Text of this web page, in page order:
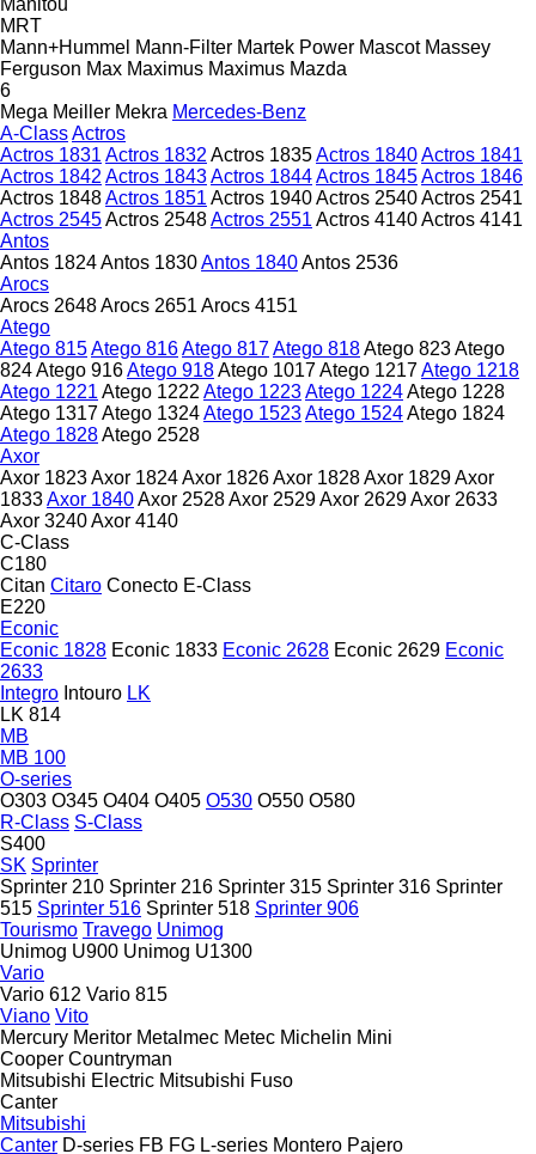
MRT
Mann+Hummel Mann-Filter Martek Power Mascot Massey
Ferguson Max Maximus Maximus Mazda
6
Mega Meiller Mekra Mercedes-Benz
A-ClassActros
Actros 1831 Actros 1832 Actros 1835Actros 1840Actros 1841
Actros 1842 Actros 1843Actros 1844Actros 1845Actros 1846
Actros 1848Actros 1851 Actros 1940Actros 2540Actros 2541
Actros 2545Actros 2548Actros 2551 Actros 4140Actros 4141
Antos
Antos 1824Antos 1830Antos 1840Antos 2536
Arocs
Arocs 2648Arocs 2651 Arocs 4151
Atego
Atego 815Atego 816Atego 817Atego 818Atego 823Atego
824Atego 916Atego 918Atego 1017Atego 1217Atego 1218
Atego 1221 Atego 1222 Atego 1223Atego 1224Atego 1228
Atego 1317Atego 1324Atego 1523Atego 1524Atego 1824
Atego 1828Atego 2528
Axor
Axor 1823Axor 1824Axor 1826Axor 1828Axor 1829Axor
1833Axor 1840Axor 2528Axor 2529Axor 2629Axor 2633
Axor 3240Axor 4140
C-Class
C180
Citan Citaro Conecto E-Class
E220
Econic
Econic 1828 Econic 1833 Econic 2628 Econic 2629 Econic
2633
Integro Intouro LK
LK 814
MB
MB 100
O-series
O303 O345 O404 O405 O530 O550 O580
R-Class S-Class
S400
SK Sprinter
Sprinter 210 Sprinter 216 Sprinter 315 Sprinter 316 Sprinter
515 Sprinter 516 Sprinter 518 Sprinter 906
Tourismo Travego Unimog
Unimog U900 Unimog U1300
Vario
Vario 612 Vario 815
Viano Vito
Mercury Meritor Metalmec Metec Michelin Mini
Cooper Countryman
Mitsubishi Electric Mitsubishi Fuso
Canter
Mitsubishi
Canter D-series FB FG L-series Montero Pajero